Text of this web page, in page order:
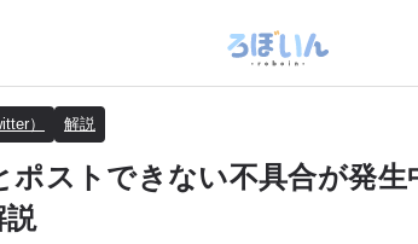
） 解説
ポストできない不具合が発
説